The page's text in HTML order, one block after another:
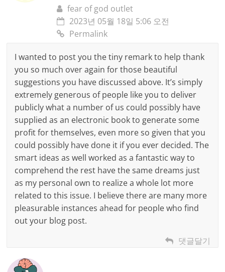
fear of god outlet
2023년 05월 18일 5:06 오전
Permalink
I wanted to post you the tiny remark to help thank
you so much over again for those beautiful
suggestions you have discussed above. It’s simply
extremely generous of people like you to deliver
publicly what a number of us could possibly have
supplied as an electronic book to generate some
profit for themselves, even more so given that you
could possibly have done it if you ever decided. The
smart ideas as well worked as a fantastic way to
comprehend the rest have the same dreams just
as my personal own to realize a whole lot more
related to this issue. I believe there are many more
pleasurable instances ahead for people who find
out your blog post.
댓글달기